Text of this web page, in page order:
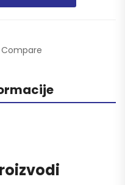
Compare